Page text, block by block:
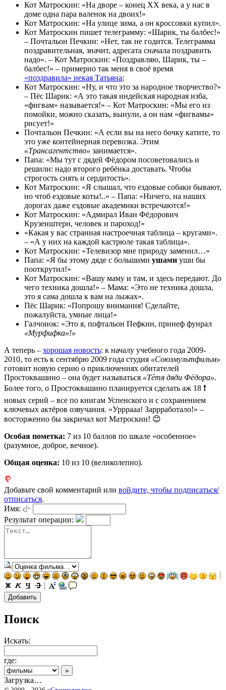
Кот Матроскин: «На дворе – конец XX века, а у нас в
доме одна пара валенок на двоих!»
Кот Матроскин: «На улице зима, а он кроссовки купил».
Кот Матроскин пишет телеграмму: «Шарик, ты балбес!»
– Почтальон Печкин: «Нет, так не годится. Телеграмма
поздравительная, значит, адресата сначала поздравить
надо». – Кот Матроскин: «Поздравляю, Шарик, ты –
балбес!» – примерно так меня в своё время
«поздравила» некая Татьяна;
Кот Матроскин: «Ну, и что это за народное творчество?»
– Пёс Шарик: «А это такая индейская народная изба,
«фигвам» называется!» – Кот Матроскин: «Мы его из
помойки, можно сказать, вынули, а он нам «фигвамы»
рисует!»
Почтальон Печкин: «А если вы на него бочку катите, то
это уже контейнерная перевозка. Этим
«Трансагентство» занимается».
Папа: «Мы тут с дядей Фёдором посоветовались и
решили: надо второго ребёнка доставать. Чтобы
строгость снять и сердитость».
Кот Матроскин: «Я слышал, что ездовые собаки бывают,
но чтоб ездовые коты!..» – Папа: «Ничего, на наших
дорогах даже ездовые академики встречаются!»
Кот Матроскин: «Адмирал Иван Фёдорович
Крузенштерн, человек и пароход!»
«Какая у вас странная настроечная таблица – кругами».
– «А у них на каждой кастрюле такая таблица».
Кот Матроскин: «Телевизор мне природу заменил…»
Папа: «Я бы этому дяде с большими ушами уши бы
пооткрутил!»
Кот Матроскин: «Вашу маму и там, и здесь передают. До
чего техника дошла!» – Мама: «Это не техника дошла,
это я сама дошла к вам на лыжах».
Пёс Шарик: «Попрошу внимания! Сделайте,
пожалуйста, умные лица!»
Галчонок: «Это я, пофтальон Пефкин, принеф фунрал
«Мурфифка»!»
А теперь – хорошая новость: к началу учебного года 2009-
2010, то есть к сентябрю 2009 года студия «Союзмультфильм»
готовит новую серию о приключениях обитателей
Простоквашино – она будет называться «Тётя дяди Фёдора».
Более того, о Простоквашино планируется сделать аж 18 ❗️
новых серий – все по книгам Успенского и с сохранением
ключевых актёров озвучания. «Урррааа! Заррработало!» –
восторженно бы закричал кот Матроскин! 😊
Особая пометка: 7 из 10 баллов по шкале «особенное»
(разумное, доброе, вечное).
Общая оценка: 10 из 10 (великолепно).
Добавьте свой комментарий или войдите, чтобы подписаться/
отписаться.
Имя:
Результат операции:
Поиск
Искать:
где:
Загрузка…